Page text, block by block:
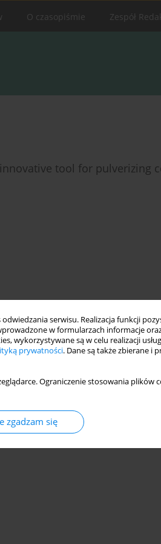
serwisu. Realizacja funkcji
w formularzach informacje
wykorzystywane są w celu realizacji
prywatności. Dane są także zbierane i
Ograniczenie stosowania plików
zgadzam się
O czasopiśmie Zespół
tool for pulverizing